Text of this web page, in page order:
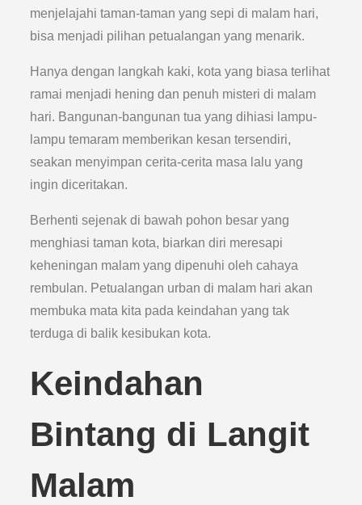
menjelajahi taman-taman yang sepi di malam hari,
bisa menjadi pilihan petualangan yang menarik.
Hanya dengan langkah kaki, kota yang biasa terlihat
ramai menjadi hening dan penuh misteri di malam
hari. Bangunan-bangunan tua yang dihiasi lampu-
lampu temaram memberikan kesan tersendiri,
seakan menyimpan cerita-cerita masa lalu yang
ingin diceritakan.
Berhenti sejenak di bawah pohon besar yang
menghiasi taman kota, biarkan diri meresapi
keheningan malam yang dipenuhi oleh cahaya
rembulan. Petualangan urban di malam hari akan
membuka mata kita pada keindahan yang tak
terduga di balik kesibukan kota.
Keindahan
Bintang di Langit
Malam